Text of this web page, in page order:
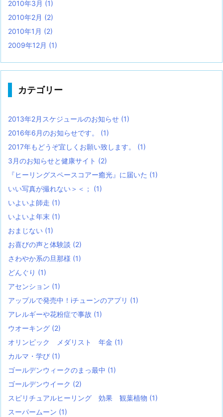
2010年3月 (1)
2010年2月 (2)
2010年1月 (2)
2009年12月 (1)
カテゴリー
2013年2月スケジュールのお知らせ (1)
2016年6月のお知らせです。 (1)
2017年もどうぞ宜しくお願い致します。 (1)
3月のお知らせと健康サイト (2)
『ヒーリングスペースコアー癒光』に届いた (1)
いい写真が撮れない＞＜； (1)
いよいよ師走 (1)
いよいよ年末 (1)
おまじない (1)
お喜びの声と体験談 (2)
さわやか系の旦那様 (1)
どんぐり (1)
アセンション (1)
アップルで発売中！iチューンのアプリ (1)
アレルギーや花粉症で事故 (1)
ウオーキング (2)
オリンピック メダリスト 年金 (1)
カルマ・学び (1)
ゴールデンウィークのまっ最中 (1)
ゴールデンウイーク (2)
スピリチュアルヒーリング 効果 観葉植物 (1)
スーパームーン (1)